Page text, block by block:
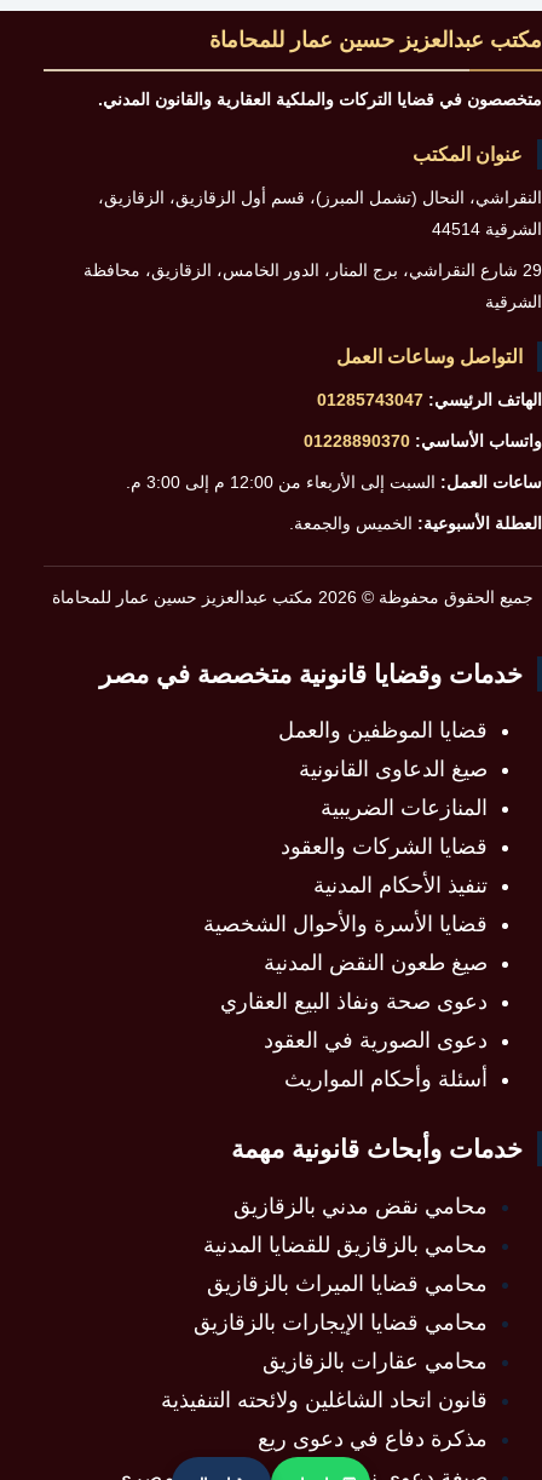
شروط
اخلاء
المستأجر
الأخطاء
يجب
مكتب عبدالعزيز حسين عمار للمحاماة
متخصصون في قضايا التركات والملكية العقارية والقانون المدني.
عنوان المكتب
النقراشي، النحال (تشمل المبرز)، قسم أول الزقازيق، الزقازيق،
الشرقية 44514
29 شارع النقراشي، برج المنار، الدور الخامس، الزقازيق، محافظة
الشرقية
التواصل وساعات العمل
الهاتف الرئيسي: 01285743047
واتساب الأساسي: 01228890370
ساعات العمل: السبت إلى الأربعاء من 12:00 م إلى 3:00 م.
العطلة الأسبوعية: الخميس والجمعة.
جميع الحقوق محفوظة © 2026 مكتب عبدالعزيز حسين عمار للمحاماة
خدمات وقضايا قانونية متخصصة في مصر
قضايا الموظفين والعمل
صيغ الدعاوى القانونية
المنازعات الضريبية
قضايا الشركات والعقود
تنفيذ الأحكام المدنية
قضايا الأسرة والأحوال الشخصية
صيغ طعون النقض المدنية
دعوى صحة ونفاذ البيع العقاري
دعوى الصورية في العقود
أسئلة وأحكام المواريث
خدمات وأبحاث قانونية مهمة
محامي نقض مدني بالزقازيق
محامي بالزقازيق للقضايا المدنية
محامي قضايا الميراث بالزقازيق
محامي قضايا الإيجارات بالزقازيق
محامي عقارات بالزقازيق
قانون اتحاد الشاغلين ولائحته التنفيذية
مذكرة دفاع في دعوى ريع